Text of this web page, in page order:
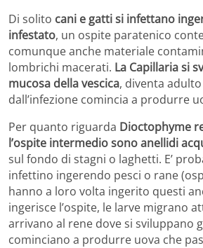
Di solito cani e gatti si infettano
infestato, un ospite paratenico
comunque anche materiale
lombrichi macerati. La Capillaria si
mucosa della vescica, diventa
dall’infezione comincia a produrre
Per quanto riguarda Dioctophyme
l’ospite intermedio sono anellidi
sul fondo di stagni o laghetti. E’
infettino ingerendo pesci o rane
hanno a loro volta ingerito questi
ingerisce l’ospite, le larve migrano
arrivano al rene dove si sviluppano
cominciano a produrre uova che